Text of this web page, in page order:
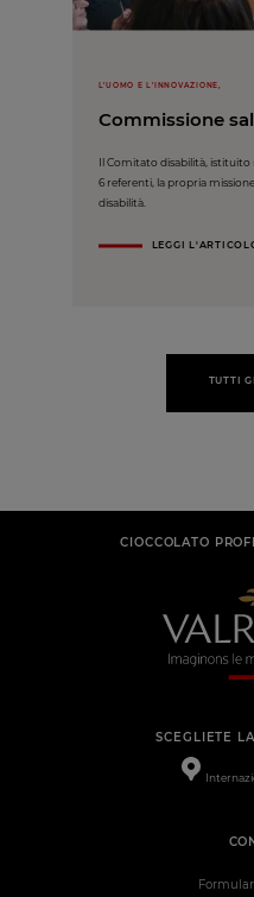
L'UOMO E L'INNOVAZIONE,
Commissione
Il Comitato disabilità, istituito
6 referenti, la propria
disabilità.
LEGGI
TUTTI
CIOCCOLATO
SCEGLIETE